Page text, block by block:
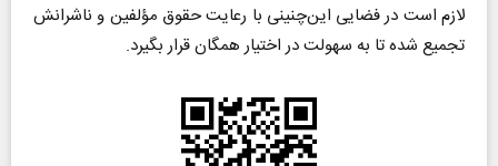
لازم است در فضایی این‌چنینی با رعایت حقوق مؤلفین و ناشرانش
تجمیع شده تا به سهولت در اختیار همگان قرار بگیرد.